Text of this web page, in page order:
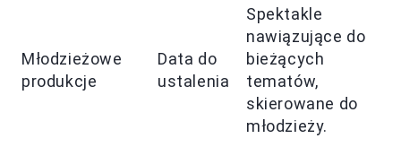
Młodzieżowe
produkcje
Data do
ustalenia
Spektakle
nawiązujące do
bieżących
tematów,
skierowane do
młodzieży.